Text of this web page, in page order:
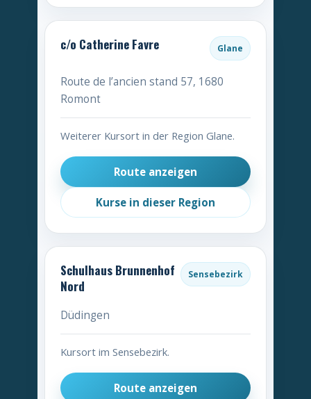
c/o Catherine Favre Glane
Route de l’ancien stand 57, 1680
Romont
Weiterer Kursort in der Region Glane.
Route anzeigen
Kurse in dieser Region
Schulhaus Brunnenhof
Nord
Sensebezirk
Düdingen
Kursort im Sensebezirk.
Route anzeigen